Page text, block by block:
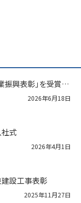
秋田経済研究所様より「中小企業振興表彰」を受賞いたしました
2026年6月18日
式
2026年4月1日
設工事表彰
2025年11月27日